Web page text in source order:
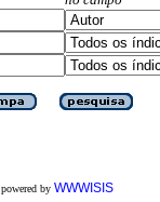
powered by WWWISIS